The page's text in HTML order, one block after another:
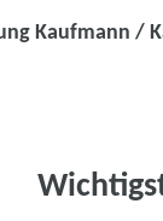
Kaufmann /